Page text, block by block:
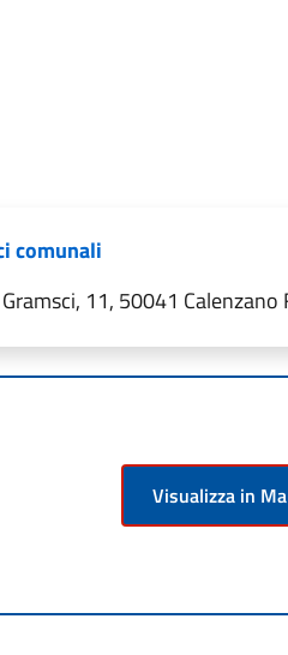
comunali
11, 50041 Calenzano
Visualizza in